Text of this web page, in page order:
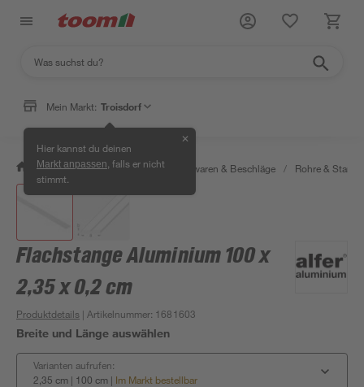
Mein Markt: Troisdorf
Hier kannst du deinen
Markt anpassen , falls er nicht
stimmt.
✕
/ Werkstatt & Maschinen / Eisenwaren & Beschläge / Rohre &
Flachstange Aluminium 100 x
2,35 x 0,2 cm
Produktdetails | Artikelnummer: 1681603
Breite und Länge auswählen
Varianten aufrufen:
2,35 cm | 100 cm | Im Markt bestellbar